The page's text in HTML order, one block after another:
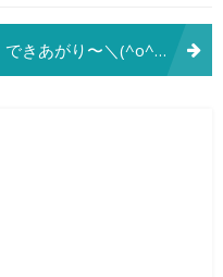
できあがり〜＼(^o^)／